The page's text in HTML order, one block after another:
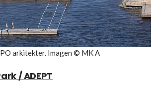
arkitekter. Imagen © MK A
/ ADEPT